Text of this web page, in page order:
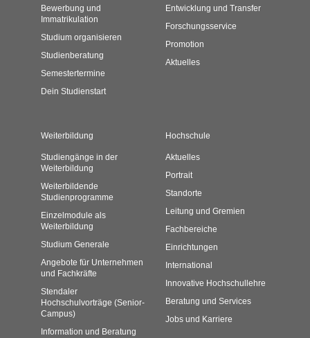
Bewerbung und
Immatrikulation
Studium organisieren
Studienberatung
Semestertermine
Dein Studienstart
Entwicklung und Transfer
Forschungsservice
Promotion
Aktuelles
Weiterbildung
Studiengänge in der
Weiterbildung
Weiterbildende
Studienprogramme
Einzelmodule als
Weiterbildung
Studium Generale
Angebote für Unternehmen
und Fachkräfte
Stendaler
Hochschulvorträge (Senior-
Campus)
Information und Beratung
Hochschule
Aktuelles
Portrait
Standorte
Leitung und Gremien
Fachbereiche
Einrichtungen
International
Innovative Hochschullehre
Beratung und Services
Jobs und Karriere